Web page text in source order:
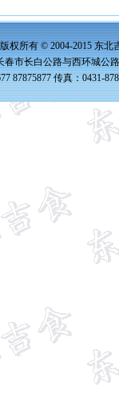
版权所有 © 2004-2015 东北
春市长白公路与西环城公
87875877 传真：0431-